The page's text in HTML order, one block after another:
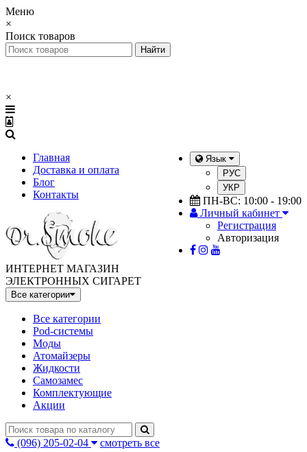
Меню
×
Поиск товаров
×
Главная
Доставка и оплата
Блог
Контакты
Язык
РУС
УКР
ПН-ВС: 10:00 - 19:00
Личный кабинет
Регистрация
Авторизация
ИНТЕРНЕТ МАГАЗИН
ЭЛЕКТРОННЫХ СИГАРЕТ
Все категории
Все категории
Pod-системы
Моды
Атомайзеры
Жидкости
Самозамес
Комплектующие
Акции
(096) 205-02-04
смотреть все